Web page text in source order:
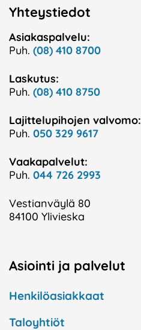
Yhteystiedot
Asiakaspalvelu:
Puh. (08) 410 8700
Laskutus:
Puh. (08) 410 8750
Lajittelupihojen valvomo:
Puh. 050 329 9617
Vaakapalvelut:
Puh. 044 726 2993
Vestianväylä 80
84100 Ylivieska
Asiointi ja palvelut
Henkilöasiakkaat
Taloyhtiöt